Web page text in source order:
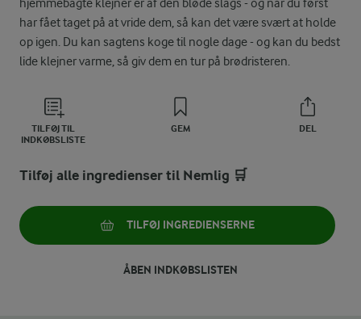
hjemmebagte klejner er af den bløde slags - og når du først
har fået taget på at vride dem, så kan det være svært at holde
op igen. Du kan sagtens koge til nogle dage - og kan du bedst
lide klejner varme, så giv dem en tur på brødristeren.
TILFØJ TIL
INDKØBSLISTE
GEM DEL
Tilføj alle ingredienser til Nemlig 🛒
TILFØJ INGREDIENSERNE
ÅBEN INDKØBSLISTEN